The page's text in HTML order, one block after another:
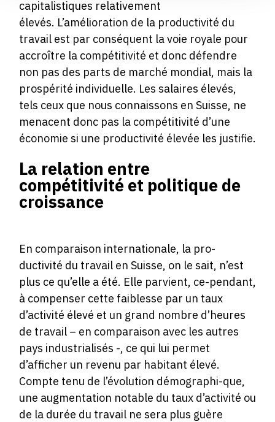
capitalistiques relativement
élevés. L’amélioration de la productivité du
travail est par conséquent la voie royale pour
accroître la compétitivité et donc défendre
non pas des parts de marché mondial, mais la
prospérité individuelle. Les salaires élevés,
tels ceux que nous connaissons en Suisse, ne
menacent donc pas la compétitivité d’une
économie si une productivité élevée les justifie.
La relation entre
compétitivité et politique de
croissance
En comparaison internationale, la pro-
ductivité du travail en Suisse, on le sait, n’est
plus ce qu’elle a été. Elle parvient, ce-pendant,
à compenser cette faiblesse par un taux
d’activité élevé et un grand nombre d’heures
de travail – en comparaison avec les autres
pays industrialisés -, ce qui lui permet
d’afficher un revenu par habitant élevé.
Compte tenu de l’évolution démographi-que,
une augmentation notable du taux d’activité ou
de la durée du travail ne sera plus guère